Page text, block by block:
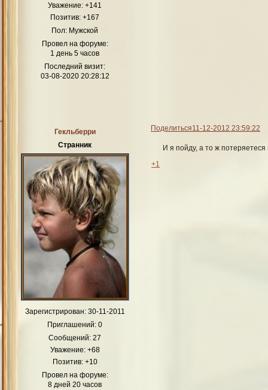
Уважение: +141
Позитив: +167
Пол: Мужской
Провел на форуме:
1 день 5 часов
Последний визит:
03-08-2020 20:28:12
Поделиться11-12-2012 23:59:22
Гекльберри
Странник
Зарегистрирован: 30-11-2011
Приглашений: 0
Сообщений: 27
Уважение: +68
Позитив: +10
Провел на форуме:
8 дней 20 часов
И я пойду, а то ж
+1